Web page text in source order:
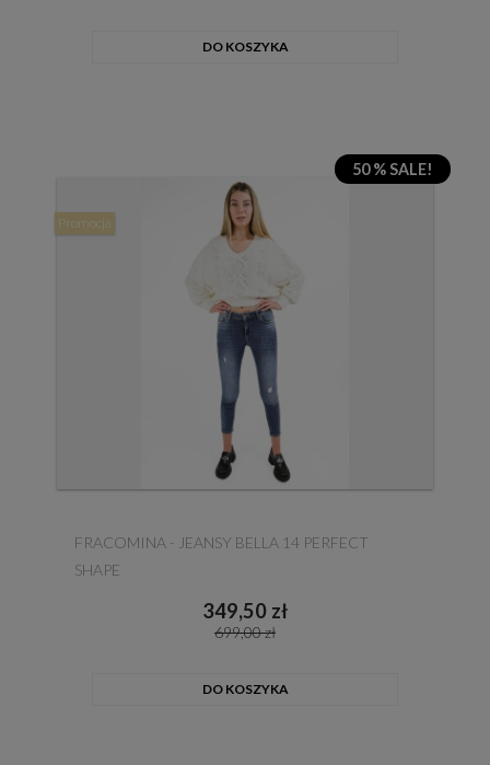
DO KOSZYKA
50 % SALE!
FRACOMINA - JEANSY BELLA 14 PERFECT
SHAPE
349,50 zł
699,00 zł
DO KOSZYKA
Promocja